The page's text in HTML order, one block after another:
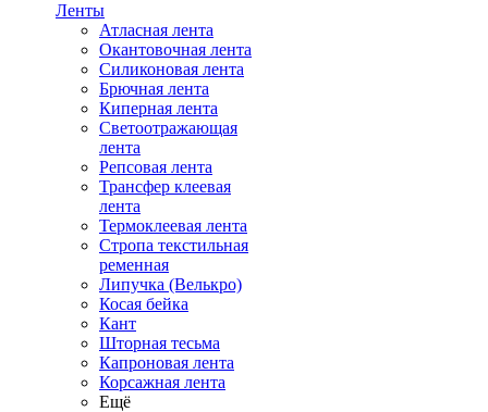
Ленты
Атласная лента
Окантовочная лента
Силиконовая лента
Брючная лента
Киперная лента
Светоотражающая
лента
Репсовая лента
Трансфер клеевая
лента
Термоклеевая лента
Стропа текстильная
ременная
Липучка (Велькро)
Косая бейка
Кант
Шторная тесьма
Капроновая лента
Корсажная лента
Ещё